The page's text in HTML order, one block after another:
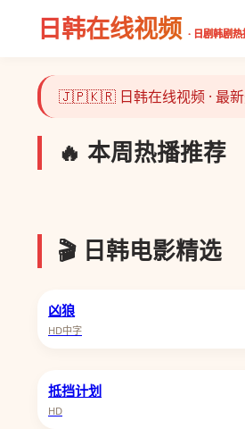
日韩在线视频 · 日剧韩剧
🇯🇵🇰🇷 日韩在线视频 · 最新
🔥 本周热播推荐
主角
🎬 日韩电影精选
凶狼
HD中字
抵挡计划
HD